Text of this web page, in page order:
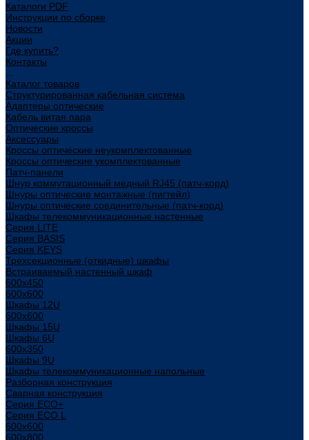
Каталоги PDF
Инструкции по сборке
Новости
Акции
Где купить?
Контакты
Каталог товаров
Структурированная кабельная система
Адаптеры оптические
Кабель витая пара
Оптические кроссы
Аксессуары
Кроссы оптические неукомплектованные
Кроссы оптические укомплектованные
Патч-панели
Шнур коммутационный медный RJ45 (патч-корд)
Шнуры оптические монтажные (пигтейл)
Шнуры оптические соединительные (патч-корд)
Шкафы телекоммуникационные настенные
Cерия LITE
Cерия BASIS
Cерия KEYS
Трехсекционные (откидные) шкафы
Встраиваемый настенный шкаф
600x450
600x600
Шкафы 12U
600x600
Шкафы 15U
Шкафы 6U
600x350
Шкафы 9U
Шкафы телекоммуникационные напольные
Разборная конструкция
Сварная конструкция
Серия ECO+
Серия ECO L
600x600
600x800